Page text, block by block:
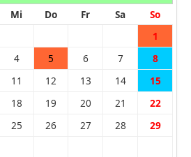
Mi Do Fr Sa So
1
4 5 6 7 8
11 12 13 14 15
18 19 20 21 22
25 26 27 28 29